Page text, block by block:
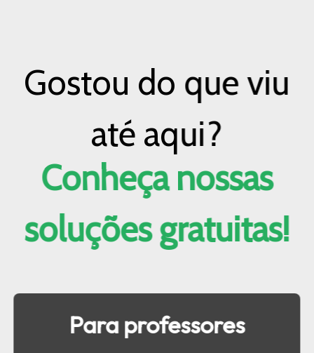
Gostou do que viu
até aqui?
Conheça nossas
soluções gratuitas!
Para professores